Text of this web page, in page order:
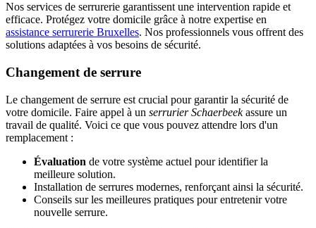
Nos services de serrurerie garantissent une intervention rapide et
efficace. Protégez votre domicile grâce à notre expertise en
assistance serrurerie Bruxelles. Nos professionnels vous offrent des
solutions adaptées à vos besoins de sécurité.
Changement de serrure
Le changement de serrure est crucial pour garantir la sécurité de
votre domicile. Faire appel à un serrurier Schaerbeekassure un
travail de qualité. Voici ce que vous pouvez attendre lors d'un
remplacement :
Évaluation de votre système actuel pour identifier la
meilleure solution.
Installation de serrures modernes, renforçant ainsi la sécurité.
Conseils sur les meilleures pratiques pour entretenir votre
nouvelle serrure.